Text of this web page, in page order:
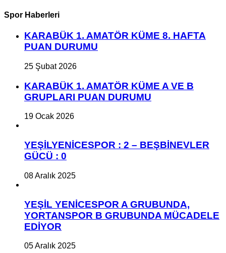
Spor Haberleri
KARABÜK 1. AMATÖR KÜME 8. HAFTA
PUAN DURUMU
25 Şubat 2026
KARABÜK 1. AMATÖR KÜME A VE B
GRUPLARI PUAN DURUMU
19 Ocak 2026
YEŞİLYENİCESPOR : 2 – BEŞBİNEVLER
GÜCÜ : 0
08 Aralık 2025
YEŞİL YENİCESPOR A GRUBUNDA,
YORTANSPOR B GRUBUNDA MÜCADELE
EDİYOR
05 Aralık 2025